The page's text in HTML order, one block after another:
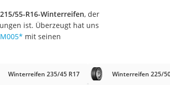
55-R16-Winterreifen, der
ist. Überzeugt hat uns
* mit seinen
Winterreifen 235/45 R17 Winterreifen 225/